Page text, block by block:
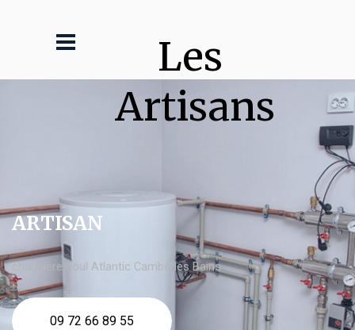
Les
Artisans
ARTISAN
chaudière fioul Atlantic Cambo les Bains
09 72 66 89 55